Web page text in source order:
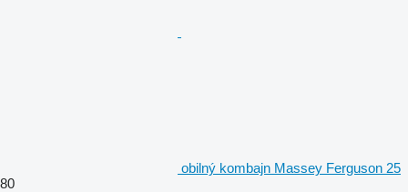
obilný kombajn Massey Ferguson 25
80